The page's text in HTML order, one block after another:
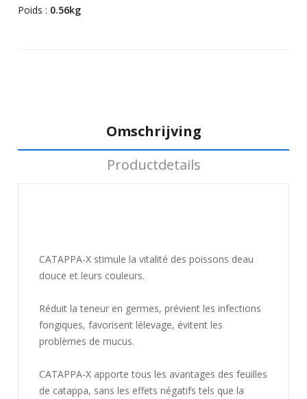
Poids : 0.56kg
Omschrijving
Productdetails
CATAPPA-X stimule la vitalité des poissons deau
douce et leurs couleurs.
Réduit la teneur en germes, prévient les infections
fongiques, favorisent lélevage, évitent les
problèmes de mucus.
CATAPPA-X apporte tous les avantages des feuilles
de catappa, sans les effets négatifs tels que la